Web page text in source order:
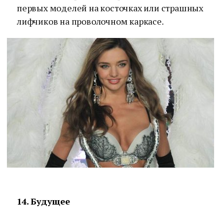
первых моделей на косточках или страшных
лифчиков на проволочном каркасе.
14. Будущее